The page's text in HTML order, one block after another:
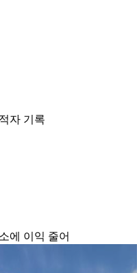
자 기록
에 이익 줄어